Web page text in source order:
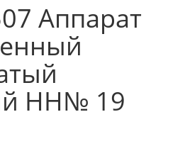
Аппарат
HH№ 19